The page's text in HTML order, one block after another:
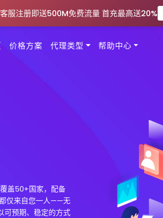
服注册即送500M免费流量 首充最高送20%
价格方案 代理类型 帮助中心
盖50+国家，配备
仅来自您一人——无
可预期、稳定的方式